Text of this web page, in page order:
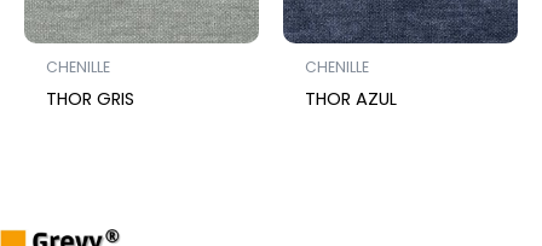
CHENILLE
THOR GRIS
CHENILLE
THOR AZUL